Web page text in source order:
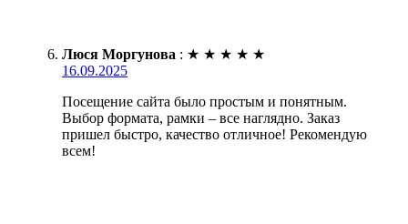
Люся Моргунова : ★ ★ ★ ★ ★
16.09.2025
Посещение сайта было простым и понятным.
Выбор формата, рамки – все наглядно. Заказ
пришел быстро, качество отличное! Рекомендую
всем!